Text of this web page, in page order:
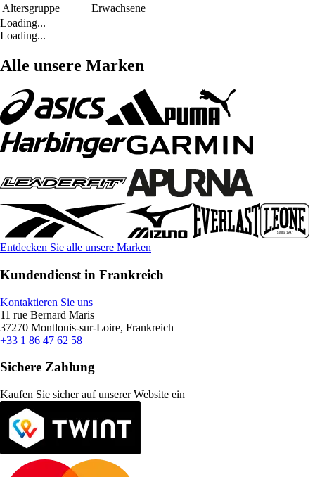
Altersgruppe
Erwachsene
Loading...
Loading...
Alle unsere Marken
Entdecken Sie alle unsere Marken
Kundendienst in Frankreich
Kontaktieren Sie uns
11 rue Bernard Maris
37270 Montlouis-sur-Loire, Frankreich
+33 1 86 47 62 58
Sichere Zahlung
Kaufen Sie sicher auf unserer Website ein